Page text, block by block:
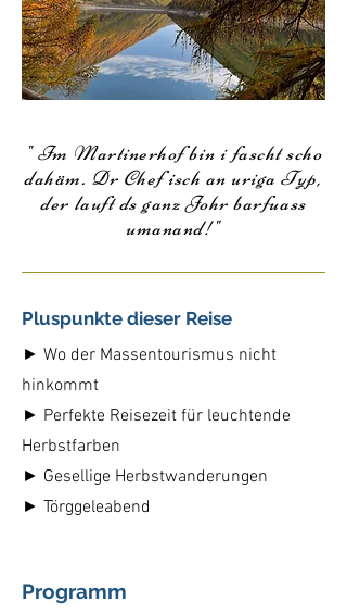
" Im Martinerhof bin i fascht scho
dahäm. Dr Chef isch an uriga Typ,
der lauft ds ganz Johr barfuass
umanand!"
Pluspunkte dieser Reise
► Wo der Massentourismus nicht
hinkommt
► Perfekte Reisezeit für leuchtende
Herbstfarben
► Gesellige Herbstwanderungen
► Törggeleabend
Programm